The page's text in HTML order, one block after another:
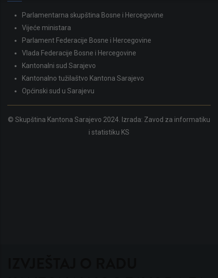
Parlamentarna skupština Bosne i Hercegovine
Vijeće ministara
Parlament Federacije Bosne i Hercegovine
Vlada Federacije Bosne i Hercegovine
Kantonalni sud Sarajevo
Kantonalno tužilaštvo Kantona Sarajevo
Općinski sud u Sarajevu
© Skupština Kantona Sarajevo 2024. Izrada: Zavod za informatiku
i statistiku KS